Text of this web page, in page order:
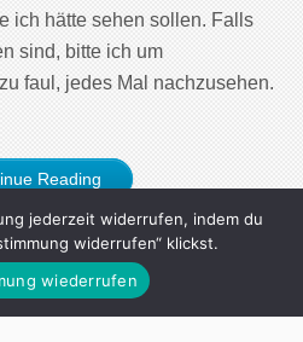
ich hätte sehen sollen. Falls
sind, bitte ich um
faul, jedes Mal nachzusehen.
Reading
jederzeit widerrufen, indem du
widerrufen“ klickst.
wiederrufen